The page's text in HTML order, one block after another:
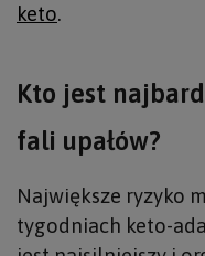
keto.
Kto jest
fali upałów?
Największe ryzyko
tygodniach keto-